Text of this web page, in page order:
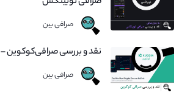
صرافی بین
نقد و بررسی صرافی‌کوکوین – Kucoin Exchange
صرافی بین